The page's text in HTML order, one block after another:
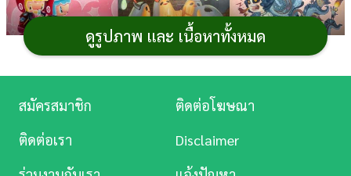
ดูรูปภาพ และ เนื้อหาทั้งหมด
ดู
หนัง
สมัครสมาชิก
ติดต่อโฆษณา
ติดต่อเรา
Disclaimer